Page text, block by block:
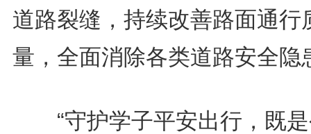
道路裂缝，持续改善路面通行
量，全面消除各类道路安全隐
“守护学子平安出行，既是